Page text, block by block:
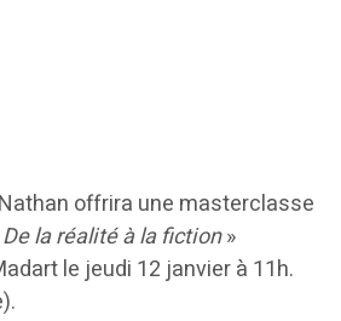
offrira une masterclasse
De la réalité à la fiction»
le jeudi 12 janvier à 11h.